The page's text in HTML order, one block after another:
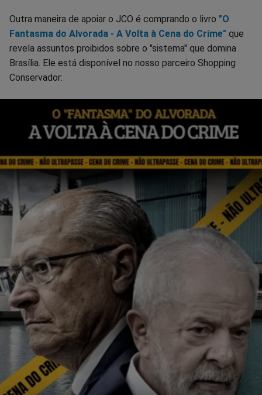
Outra maneira de apoiar o JCO é comprando o livro "O
Fantasma do Alvorada - A Volta à Cena do Crime" que
revela assuntos proibidos sobre o "sistema" que domina
Brasília. Ele está disponível no nosso parceiro Shopping
Conservador: